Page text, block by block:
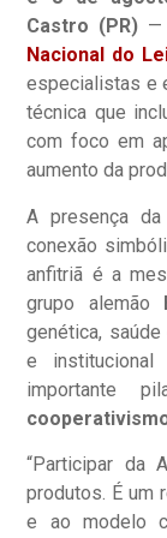
Castro (PR) —
Nacional do
especialistas e
técnica que
com foco em
aumento da
A presença
conexão
anfitriã é a
grupo alemão
genética,
e institucional
importante
“Participar da
produtos. É um
e ao modelo